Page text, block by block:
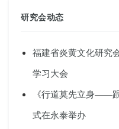
研究会动态
福建省炎黄文化研究
学习大会
《行道莫先立身——
式在永泰举办